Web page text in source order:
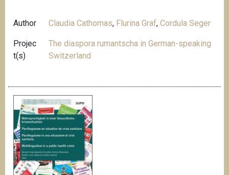
Author Claudia Cathomas, Flurina Graf,Cordula Seger
Projec
t(s)
The diaspora rumantscha in German-speaking
Switzerland